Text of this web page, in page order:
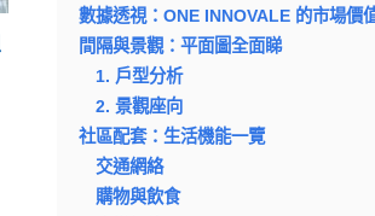
數據透視：ONE INNOVALE 的市場價
間隔與景觀：平面圖全面睇
1. 戶型分析
2. 景觀座向
社區配套：生活機能一覽
交通網絡
購物與飲食